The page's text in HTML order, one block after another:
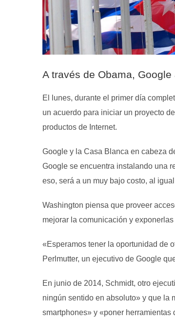
A través de Obama,
El lunes, durante el primer día
un acuerdo para iniciar un proyecto
productos de Internet.
Google y la Casa Blanca en cabeza
Google se encuentra instalando una
eso, será a un muy bajo costo, al
Washington piensa que proveer
mejorar la comunicación y
«Esperamos tener la oportunidad de
Perlmutter, un ejecutivo de Google
En junio de 2014, Schmidt, otro
ningún sentido en absoluto» y que la
smartphones» y «poner